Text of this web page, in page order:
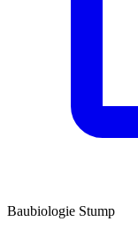
Baubiologie Stump